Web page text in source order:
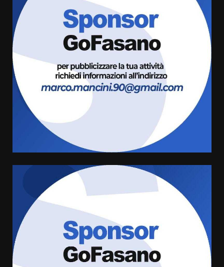
Grazia Neglia, coordinatrice
cittadina di Fratelli d’Italia,
pronta a tornare in Consiglio
6 Agosto 2026 08:00
Cura dei beni comuni e
cittadinanza attiva: online
l’avviso per la gestione
condivisa della Villetta di
La magia del Minareto e la prima
assoluta de “L’Albergo
Belvedere. Il rapimento”
6 Agosto 2026 06:15
Serie D, l’Us Fasano è escluso
dal campionato
5 Agosto 2026 17:30